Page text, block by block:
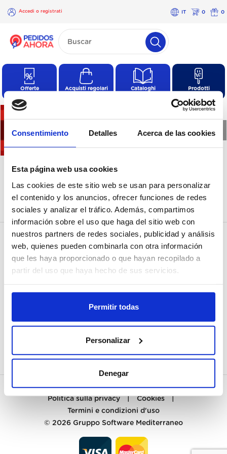
Consentimiento Detalles Acerca de las cookies
Esta página web usa cookies
Las cookies de este sitio web se usan para personalizar
el contenido y los anuncios, ofrecer funciones de redes
sociales y analizar el tráfico. Además, compartimos
información sobre el uso que haga del sitio web con
nuestros partners de redes sociales, publicidad y análisis
web, quienes pueden combinarla con otra información
que les haya proporcionado o que hayan recopilado a
partir del uso que haya hecho de sus servicios.
Permitir todas
Personalizar
Denegar
Accedi o registrati IT 0 0
×
Accedi o
Offerte Acquisti regolari Cataloghi Prodotti
❮ ❯
Non ci sono prodotti in
questa categoria
IL MIO CONTO
REGISTRA
SERVIZIO CLIENTI
Politica sulla privacy Cookies
Termini e condizioni d'uso
© 2026 Gruppo Software Mediterraneo